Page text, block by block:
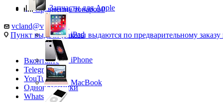
Сравнение товаров0
vcland@vcland.ru
Пункт выдачи (заказы выдаются по предварительному заказу
Вконтакте
Telegram
YouTube
Одноклассники
WhatsApp
Запчасти для Apple
iPad
iPhone
MacBook